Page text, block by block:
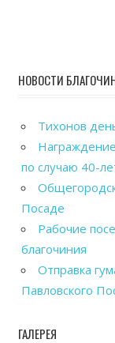
НОВОСТИ
Тихонов
по случаю 40-
Посаде
Рабочие
благочиния
Отправка
Павловского
ГАЛЕРЕЯ